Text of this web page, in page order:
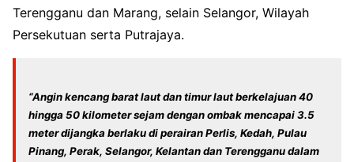
Terengganu dan Marang, selain Selangor, Wilayah
Persekutuan serta Putrajaya.
“Angin kencang barat laut dan timur laut berkelajuan 40
hingga 50 kilometer sejam dengan ombak mencapai 3.5
meter dijangka berlaku di perairan Perlis, Kedah, Pulau
Pinang, Perak, Selangor, Kelantan dan Terengganu dalam